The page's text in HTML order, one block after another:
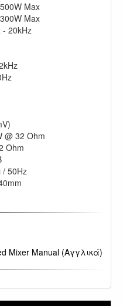
Max
Max
- 20kHz
@ 32 Ohm
Ohm
/ 50Hz
Mixer Manual (Αγγλικά)